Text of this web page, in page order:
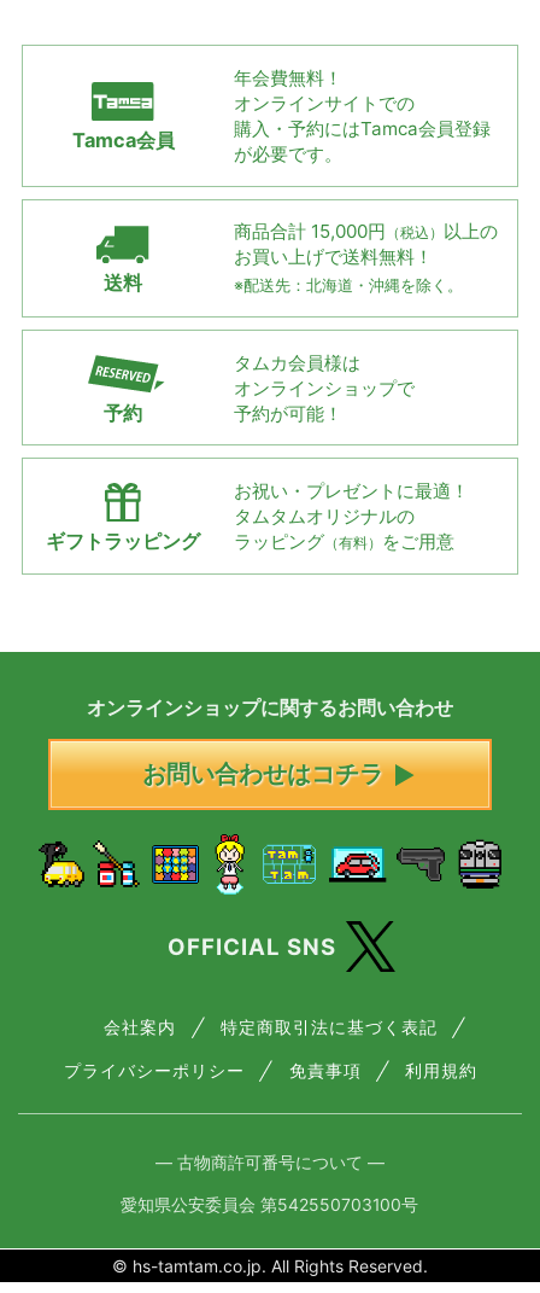
Tamca会員
年会費無料！
オンラインサイトでの
購入・予約にはTamca会員登録
が必要です。
送料
商品合計 15,000円 （税込） 以上の
お買い上げで送料無料！
※配送先：北海道・沖縄を除く。
予約
タムカ会員様は
オンラインショップで
予約が可能！
ギフトラッピング
お祝い・プレゼントに最適！
タムタムオリジナルの
ラッピング （有料） をご用意
オンラインショップに関するお問い合わせ
お問い合わせはコチラ
OFFICIAL SNS
会社案内 特定商取引法に基づく表記
プライバシーポリシー 免責事項 利用規約
― 古物商許可番号について ―
愛知県公安委員会 第542550703100号
© hs-tamtam.co.jp. All Rights Reserved.